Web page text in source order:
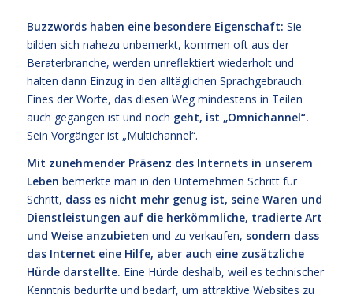
Buzzwords haben eine besondere Eigenschaft: Sie
bilden sich nahezu unbemerkt, kommen oft aus der
Beraterbranche, werden unreflektiert wiederholt und
halten dann Einzug in den alltäglichen Sprachgebrauch.
Eines der Worte, das diesen Weg mindestens in Teilen
auch gegangen ist und noch geht, ist „Omnichannel“.
Sein Vorgänger ist „Multichannel“.
Mit zunehmender Präsenz des Internets in unserem
Leben bemerkte man in den Unternehmen Schritt für
Schritt, dass es nicht mehr genug ist, seine Waren und
Dienstleistungen auf die herkömmliche, tradierte Art
und Weise anzubieten und zu verkaufen, sondern dass
das Internet eine Hilfe, aber auch eine zusätzliche
Hürde darstellte. Eine Hürde deshalb, weil es technischer
Kenntnis bedurfte und bedarf, um attraktive Websites zu